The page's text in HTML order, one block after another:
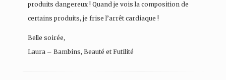
produits dangereux ! Quand je vois la composition de
certains produits, je frise l’arrêt cardiaque !
Belle soirée,
Laura – Bambins, Beauté et Futilité